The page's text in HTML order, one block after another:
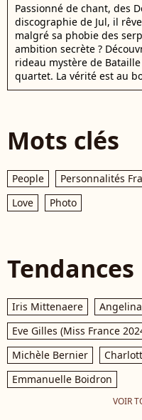
Passionné de chant, des
discographie de Jul, il
malgré sa phobie des
ambition secrète ?
rideau mystère de
quartet. La vérité est au
Mots clés
People Personnalités
Love
Photo
Tendances
Iris Mittenaere
Eve Gilles (Miss France
Michèle Bernier
Emmanuelle Boidron
VOIR